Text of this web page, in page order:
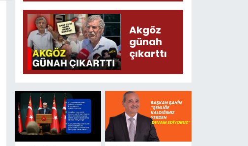
tek şey
sayısı!
Akgöz
günah
çıkarttı